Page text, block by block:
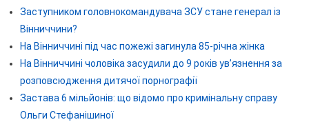
Заступником головнокомандувача ЗСУ стане генерал із
Вінниччини?
На Вінниччині під час пожежі загинула 85-річна жінка
На Вінниччині чоловіка засудили до 9 років ув’язнення за
розповсюдження дитячої порнографії
Застава 6 мільйонів: що відомо про кримінальну справу
Ольги Стефанішиної